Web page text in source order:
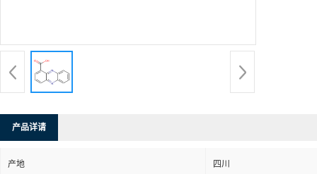
产品详请
产地 四川